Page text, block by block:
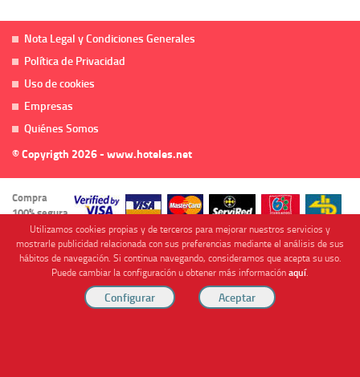
Nota Legal y Condiciones Generales
Política de Privacidad
Uso de cookies
Empresas
Quiénes Somos
© Copyrigth 2026 - www.hoteles.net
Compra
100% segura
Cofinanciado por
Utilizamos cookies propias y de terceros para mejorar nuestros servicios y
mostrarle publicidad relacionada con sus preferencias mediante el análisis de sus
hábitos de navegación. Si continua navegando, consideramos que acepta su uso.
Puede cambiar la configuración u obtener más informaciónaquí.